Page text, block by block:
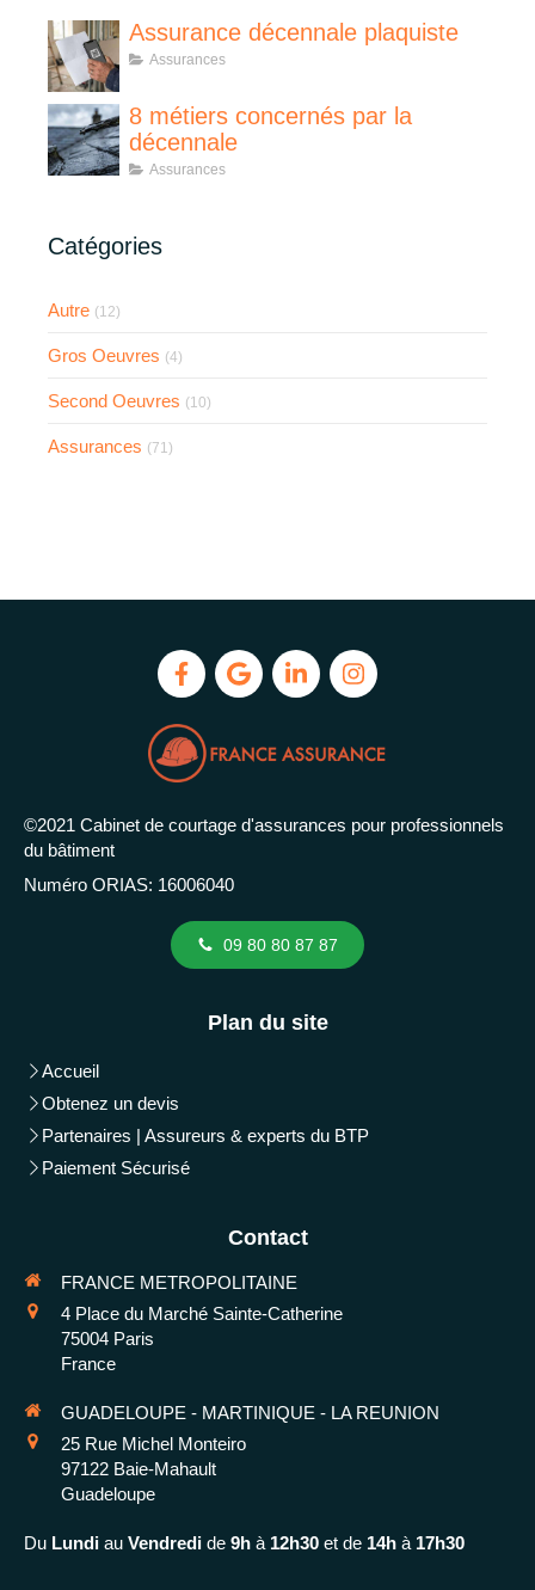
Assurance décennale plaquiste
Assurances
8 métiers concernés par la
décennale
Assurances
Catégories
Autre (12)
Gros Oeuvres (4)
Second Oeuvres (10)
Assurances (71)
©2021 Cabinet de courtage d'assurances pour professionnels
du bâtiment
Numéro ORIAS: 16006040
09 80 80 87 87
Plan du site
Accueil
Obtenez un devis
Partenaires | Assureurs & experts du BTP
Paiement Sécurisé
Contact
FRANCE METROPOLITAINE
4 Place du Marché Sainte-Catherine
75004 Paris
France
GUADELOUPE - MARTINIQUE - LA REUNION
25 Rue Michel Monteiro
97122 Baie-Mahault
Guadeloupe
Du Lundi au Vendredi de 9h à 12h30 et de 14h à 17h30